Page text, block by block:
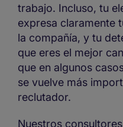
trabajo. Incluso, tu
expresa claramente
la compañía, y tu
que eres el mejor
que en algunos
se vuelve más
reclutador.
Nuestros